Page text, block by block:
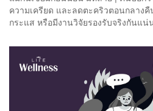
ความเครียด และลดตะคริวตอนกลาง
กระแส หรือมีงานวิจัยรองรับจริงกันแ